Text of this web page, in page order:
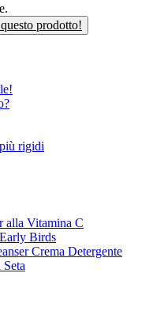
prodotto!
rigidi
alla Vitamina C
Birds
Crema Detergente